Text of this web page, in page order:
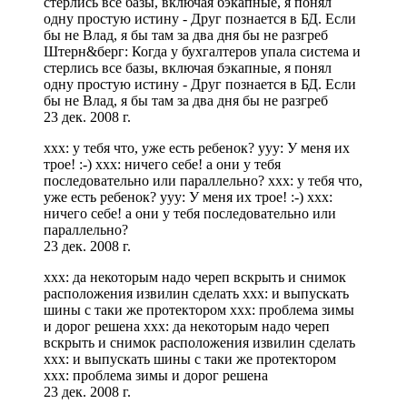
одну простую истину - Друг познается в БД. Если
бы не Влад, я бы там за два дня бы не разгреб
Штерн&берг: Когда у бухгалтеров упала система и
стерлись все базы, включая бэкапные, я понял
одну простую истину - Друг познается в БД. Если
бы не Влад, я бы там за два дня бы не разгреб
23 дек. 2008 г.
ххх: у тебя что, уже есть ребенок? ууу: У меня их
трое! :-) ххх: ничего себе! а они у тебя
последовательно или параллельно? ххх: у тебя что,
уже есть ребенок? ууу: У меня их трое! :-) ххх:
ничего себе! а они у тебя последовательно или
параллельно?
23 дек. 2008 г.
xxx: да некоторым надо череп вскрыть и снимок
расположения извилин сделать xxx: и выпускать
шины с таки же протектором xxx: проблема зимы
и дорог решена xxx: да некоторым надо череп
вскрыть и снимок расположения извилин сделать
xxx: и выпускать шины с таки же протектором
xxx: проблема зимы и дорог решена
23 дек. 2008 г.